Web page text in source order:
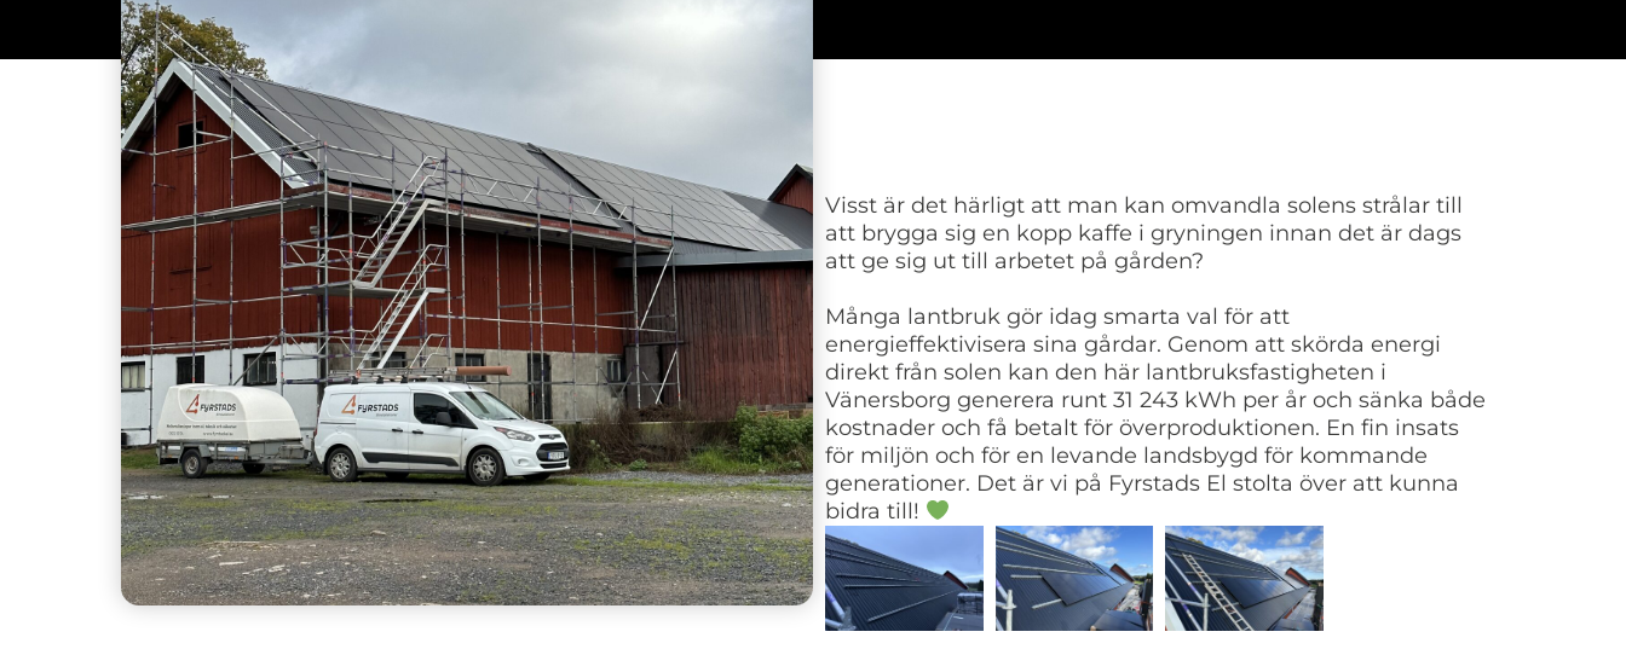
Visst är det härligt att man kan omvandla solens strålar till
att brygga sig en kopp kaffe i gryningen innan det är dags
att ge sig ut till arbetet på gården?
Många lantbruk gör idag smarta val för att
energieffektivisera sina gårdar. Genom att skörda energi
direkt från solen kan den här lantbruksfastigheten i
Vänersborg generera runt 31 243 kWh per år och sänka både
kostnader och få betalt för överproduktionen. En fin insats
för miljön och för en levande landsbygd för kommande
generationer. Det är vi på Fyrstads El stolta över att kunna
bidra till!